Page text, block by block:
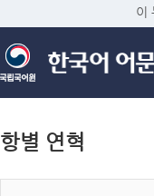
이
항별 연혁